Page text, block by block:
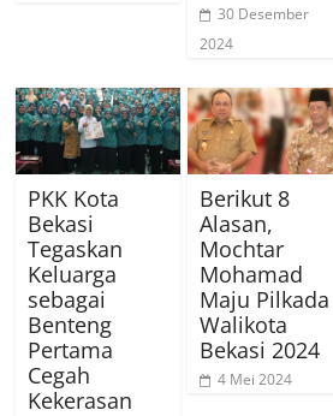
30 Desember
2024
PKK Kota
Bekasi
Tegaskan
Keluarga
sebagai
Benteng
Pertama
Cegah
Kekerasan
Berikut 8
Alasan,
Mochtar
Mohamad
Maju Pilkada
Walikota
Bekasi 2024
4 Mei 2024